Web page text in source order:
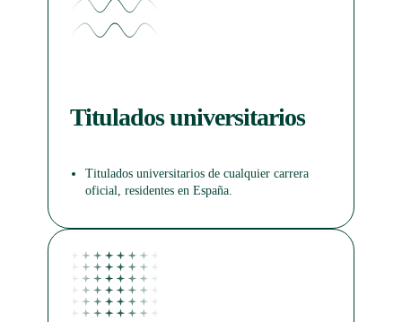
Titulados universitarios
Titulados universitarios de cualquier carrera
oficial, residentes en España.